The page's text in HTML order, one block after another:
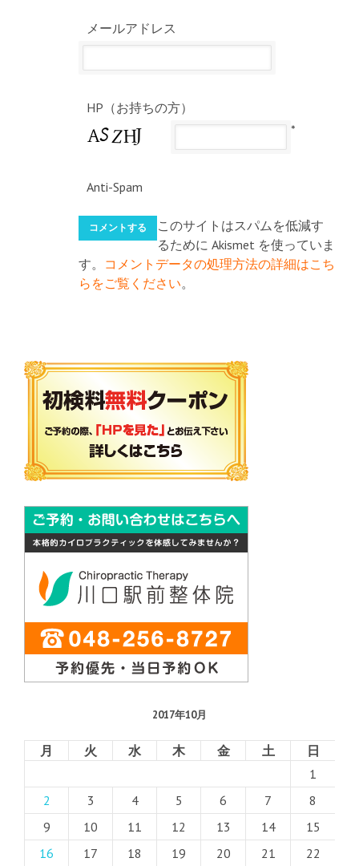
メールアドレス
HP（お持ちの方）
Anti-Spam
*
このサイトはスパムを低減す
るために Akismet を使っていま
す。 コメントデータの処理方法の詳細はこち
らをご覧ください。
2017年10月
月 火 水 木 金 土
日
1
2
3 4 5 6 7
8
9
10 11 12 13 14
15
16
17 18 19 20 21 22